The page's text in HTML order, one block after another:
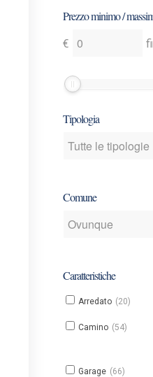
Prezzo minimo /
€
prezzo
minimo
massimo
Tipologia
Comune
Caratteristiche
Arredato (20)
Camino (54)
Garage (66)